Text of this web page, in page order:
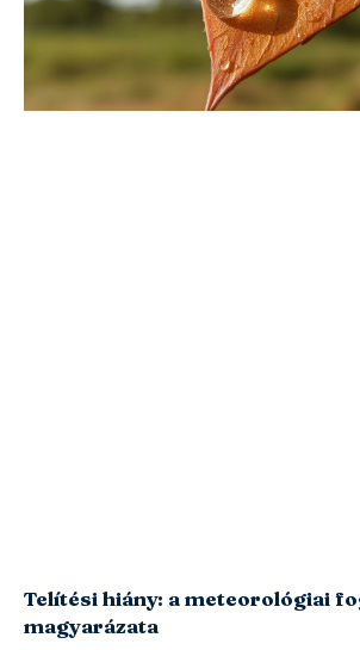
Telítési hiány: a meteorológiai
magyarázata